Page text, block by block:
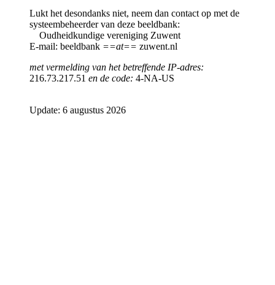
Lukt het desondanks niet, neem dan contact op met de
systeembeheerder van deze beeldbank:
Oudheidkundige vereniging Zuwent
E-mail: beeldbank ==at== zuwent.nl
met vermelding van het betreffende IP-adres:
216.73.217.51 en de code: 4-NA-US
Update: 6 augustus 2026